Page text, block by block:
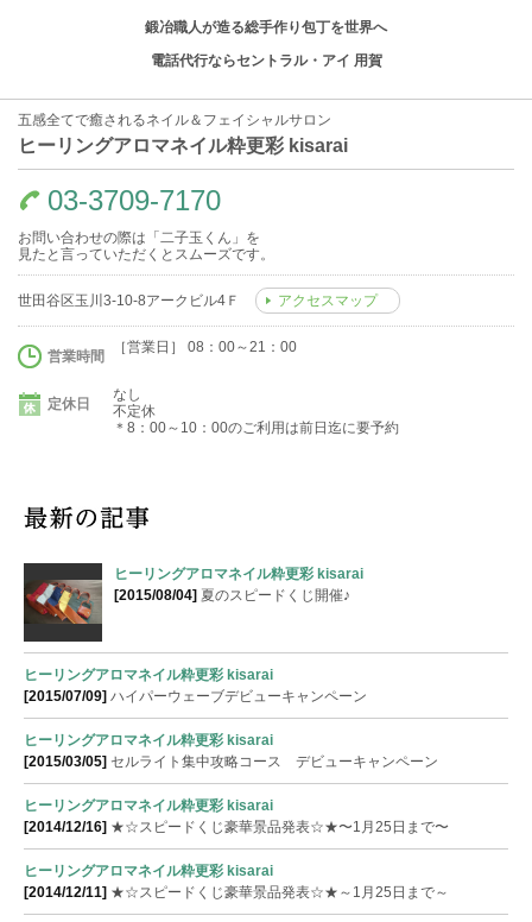
鍛冶職人が造る総手作り包丁を世界へ
電話代行ならセントラル・アイ 用賀
五感全てで癒されるネイル＆フェイシャルサロン
ヒーリングアロマネイル粋更彩 kisarai
03-3709-7170
お問い合わせの際は「二子玉くん」を
見たと言っていただくとスムーズです。
世田谷区玉川3-10-8アークビル4Ｆ アクセスマップ
営業時間
［営業日］ 08：00～21：00
定休日
なし
不定休
＊8：00～10：00のご利用は前日迄に要予約
ヒーリングアロマネイル粋更彩 kisarai
[2015/08/04] 夏のスピードくじ開催♪
ヒーリングアロマネイル粋更彩 kisarai
[2015/07/09] ハイパーウェーブデビューキャンペーン
ヒーリングアロマネイル粋更彩 kisarai
[2015/03/05] セルライト集中攻略コース デビューキャンペーン
ヒーリングアロマネイル粋更彩 kisarai
[2014/12/16] ★☆スピードくじ豪華景品発表☆★〜1月25日まで〜
ヒーリングアロマネイル粋更彩 kisarai
[2014/12/11] ★☆スピードくじ豪華景品発表☆★～1月25日まで～